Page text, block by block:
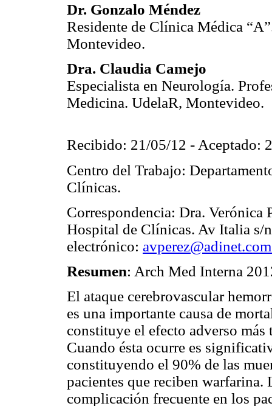
Dr. Gonzalo Méndez
Residente de Clínica Médica
Montevideo.
Dra. Claudia Camejo
Especialista en Neurología.
Medicina. UdelaR, Montevideo.
Recibido: 21/05/12 - Aceptado:
Centro del Trabajo:
Clínicas.
Correspondencia: Dra. Verónica
Hospital de Clínicas. Av Italia s/
electrónico:
Resumen: Arch Med Interna
El ataque cerebrovascular
es una importante causa de
constituye el efecto adverso
Cuando ésta ocurre es
constituyendo el 90% de las
pacientes que reciben warfarina.
complicación frecuente en los